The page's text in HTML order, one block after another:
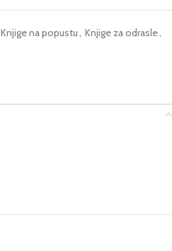
Knjige na popustu, Knjige za odrasle,